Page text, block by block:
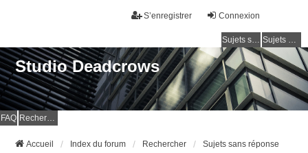
Connexion
S’enregistrer
Sujets sans réponse Sujets actifs
Studio Deadcrows
FAQ Rechercher
Accueil Index du forum Rechercher Sujets sans réponse